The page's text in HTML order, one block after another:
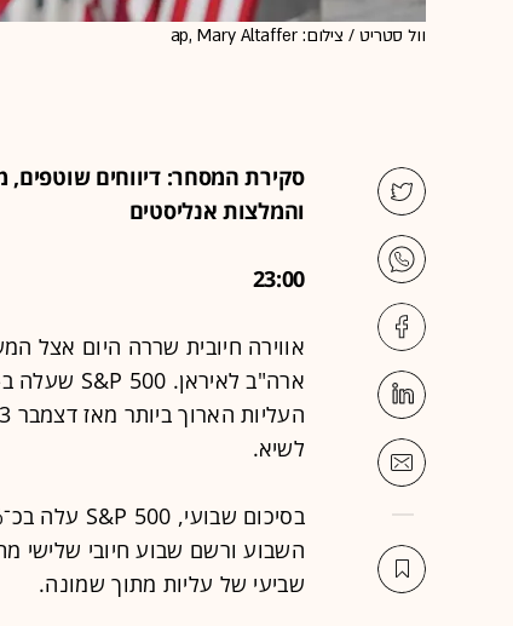
וול סטריט / צילום: ap, Mary Altaffer
סקירת המסחר: דיווחים
והמלצות אנליסטים
23:00
אווירה חיובית שררה היום אצל
לשיא.
שביעי של עליות מתוך שמונה.